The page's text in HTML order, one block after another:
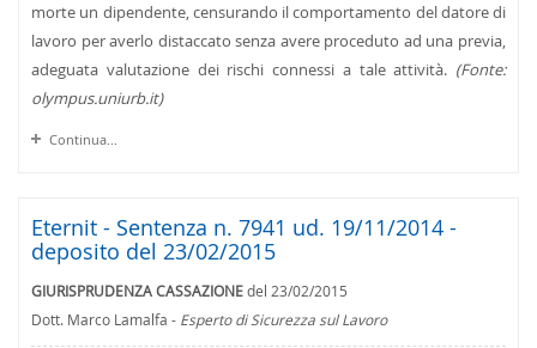
morte un dipendente, censurando il comportamento del datore di
lavoro per averlo distaccato senza avere proceduto ad una previa,
adeguata valutazione dei rischi connessi a tale attività. (Fonte:
olympus.uniurb.it)
Continua...
Eternit - Sentenza n. 7941 ud. 19/11/2014 -
deposito del 23/02/2015
GIURISPRUDENZA CASSAZIONEdel 23/02/2015
Dott. Marco Lamalfa - Esperto di Sicurezza sul Lavoro